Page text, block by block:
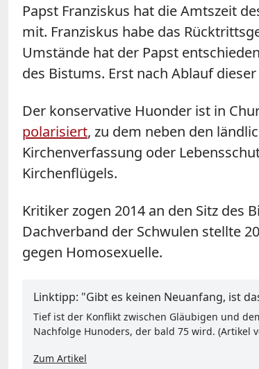
Papst Franziskus hat die Amtszeit
mit. Franziskus habe das
Umstände hat der Papst
des Bistums. Erst nach Ablauf
Der konservative Huonder ist in
polarisiert, zu dem neben den
Kirchenverfassung oder
Kirchenflügels.
Kritiker zogen 2014 an den Sitz des
Dachverband der Schwulen stellte
gegen Homosexuelle.
Linktipp: "Gibt es keinen Neuanfang, ist
Tief ist der Konflikt zwischen Gläubigen und
Nachfolge Hunoders, der bald 75 wird. (Artikel
Zum Artikel